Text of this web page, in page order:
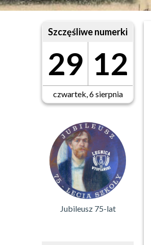
Szczęśliwe numerki
29 12
czwartek, 6 sierpnia
Jubileusz 75-lat